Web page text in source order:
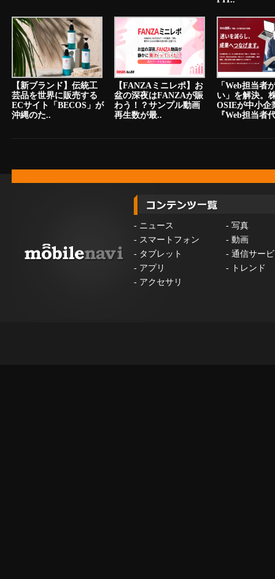
【新ブランド】伝統工
芸品を世界に販売する
ECサイト「BECOS」が
沖縄のた..
【FANZAミニレポ】お
盆の深夜はFANZAが賑
わう！？サンプル動画
再生数が最..
「Web担当者
い」を解決。
OSIEが中小企
『Web担当者
- ニュース - 写真
- スマートフォン - 動画
- タブレット - 通信サー
- アプリ -
トレンド
- アクセサリ